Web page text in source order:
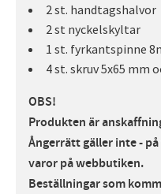
2 st. handtagshalvor
2 st nyckelskyltar
1 st. fyrkantspinne
4 st. skruv 5x65 mm
OBS!
Produkten är
Ångerrätt gäller inte -
varor på webbutiken.
Beställningar som